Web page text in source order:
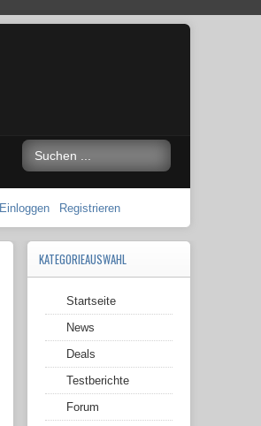
Einloggen Registrieren
KATEGORIEAUSWAHL
Startseite
News
Deals
Testberichte
Forum